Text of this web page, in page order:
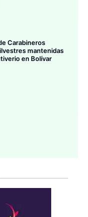
Carabineros
mantenidas
en Bolívar